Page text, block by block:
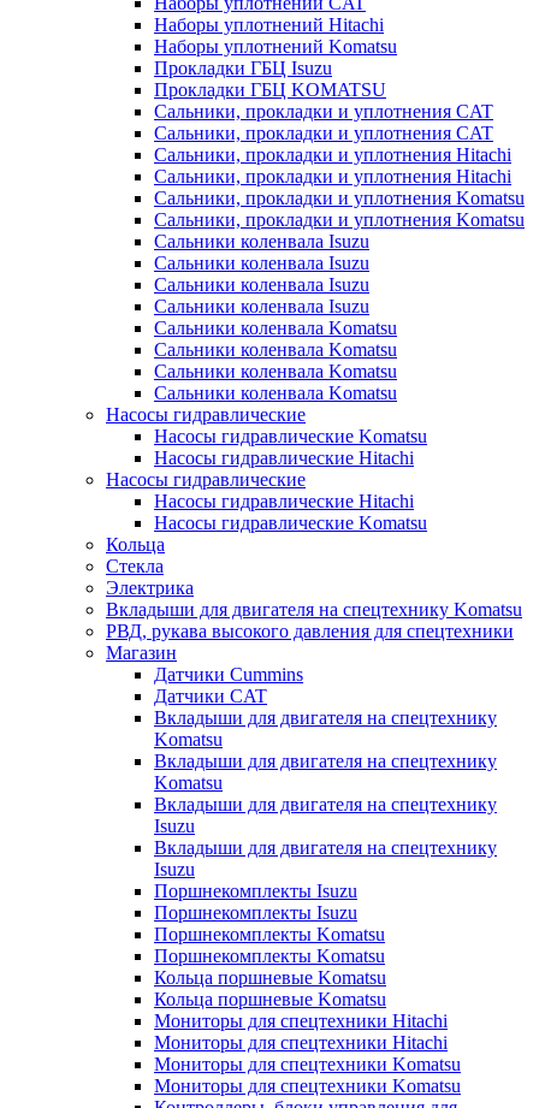
Наборы уплотнений Hitachi
Наборы уплотнений Komatsu
Прокладки ГБЦ Isuzu
Прокладки ГБЦ KOMATSU
Сальники, прокладки и уплотнения CAT
Сальники, прокладки и уплотнения CAT
Сальники, прокладки и уплотнения Hitachi
Сальники, прокладки и уплотнения Hitachi
Сальники, прокладки и уплотнения Komatsu
Сальники, прокладки и уплотнения Komatsu
Сальники коленвала Isuzu
Сальники коленвала Isuzu
Сальники коленвала Isuzu
Сальники коленвала Isuzu
Сальники коленвала Komatsu
Сальники коленвала Komatsu
Сальники коленвала Komatsu
Сальники коленвала Komatsu
Насосы гидравлические
Насосы гидравлические Komatsu
Насосы гидравлические Hitachi
Насосы гидравлические
Насосы гидравлические Hitachi
Насосы гидравлические Komatsu
Кольца
Стекла
Электрика
Вкладыши для двигателя на спецтехнику Komatsu
РВД, рукава высокого давления для спецтехники
Магазин
Датчики Cummins
Датчики CAT
Вкладыши для двигателя на спецтехнику
Komatsu
Вкладыши для двигателя на спецтехнику
Komatsu
Вкладыши для двигателя на спецтехнику
Isuzu
Вкладыши для двигателя на спецтехнику
Isuzu
Поршнекомплекты Isuzu
Поршнекомплекты Isuzu
Поршнекомплекты Komatsu
Поршнекомплекты Komatsu
Кольца поршневые Komatsu
Кольца поршневые Komatsu
Мониторы для спецтехники Hitachi
Мониторы для спецтехники Hitachi
Мониторы для спецтехники Komatsu
Мониторы для спецтехники Komatsu